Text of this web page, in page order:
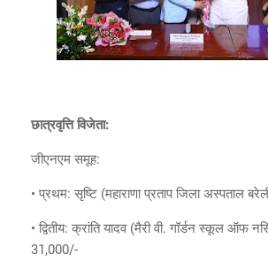
छात्रवृत्ति विजेता:
जीएनएम समूह:
• प्रथम: सृष्टि (महाराणा प्रताप जिला अस्पताल
• द्वितीय: क्रांति यादव (मैरी वी. गॉर्डन स्कूल ऑफ
31,000/-